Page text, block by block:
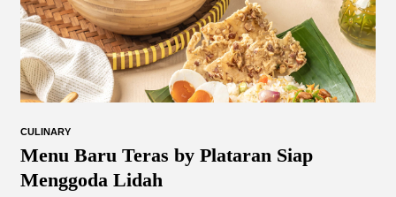
CULINARY
Menu Baru Teras by Plataran Siap
Menggoda Lidah